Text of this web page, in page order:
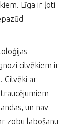
Līga ir ļoti
cilvēkiem ir
Cilvēki ar
un nav
zobu labošanu